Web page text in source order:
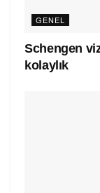
GENEL
Schengen
kolaylık